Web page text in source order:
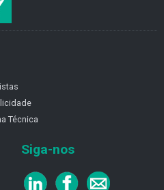
Técnica
Siga-nos